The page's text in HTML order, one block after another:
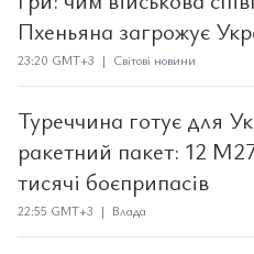
Пхеньяна загрожує
23:20 GMT+3 | Світові новини
Туреччина готує для
ракетний пакет: 12
тисячі боєприпасів
22:55 GMT+3 | Влада